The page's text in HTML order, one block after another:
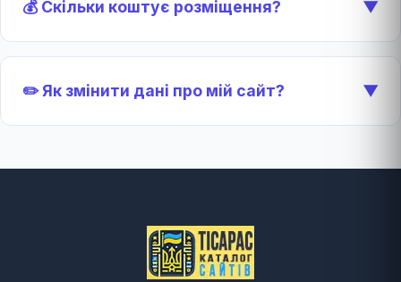
💰 Скільки коштує розміщення? ▼
✏️ Як змінити дані про мій сайт? ▼